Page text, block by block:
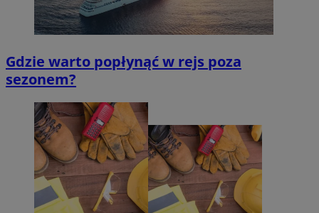
Gdzie warto popłynąć w rejs poza
sezonem?